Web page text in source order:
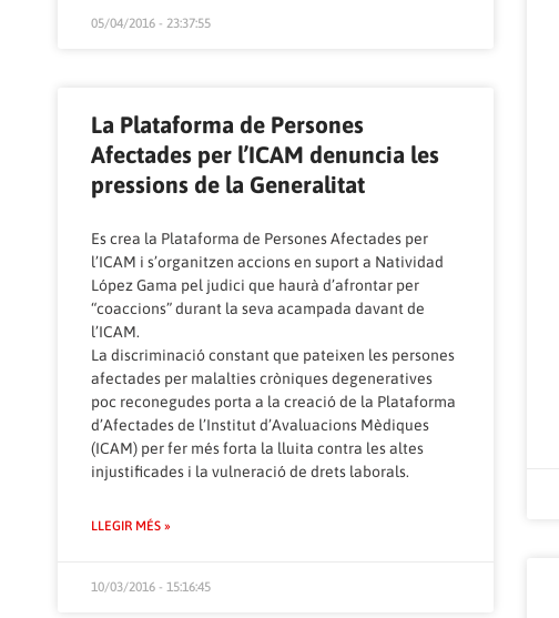
05/04/2016 - 23:37:55
La Plataforma de Persones
Afectades per l’ICAM denuncia les
pressions de la Generalitat
Es crea la Plataforma de Persones Afectades per
l’ICAM i s’organitzen accions en suport a Natividad
López Gama pel judici que haurà d’afrontar per
“coaccions” durant la seva acampada davant de
l’ICAM.
La discriminació constant que pateixen les persones
afectades per malalties cròniques degeneratives
poc reconegudes porta a la creació de la Plataforma
d’Afectades de l’Institut d’Avaluacions Mèdiques
(ICAM) per fer més forta la lluita contra les altes
injustificades i la vulneració de drets laborals.
LLEGIR MÉS »
10/03/2016 - 15:16:45